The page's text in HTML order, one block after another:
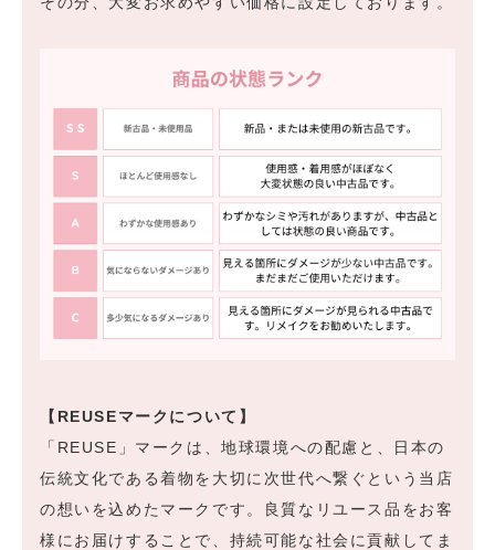
【REUSEマークについて】
「REUSE」マークは、地球環境への配慮と、日本の
伝統文化である着物を大切に次世代へ繋ぐという当店
の想いを込めたマークです。良質なリユース品をお客
様にお届けすることで、持続可能な社会に貢献してま